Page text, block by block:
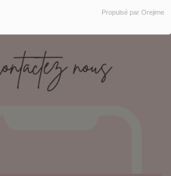
Propulsé par Orejime